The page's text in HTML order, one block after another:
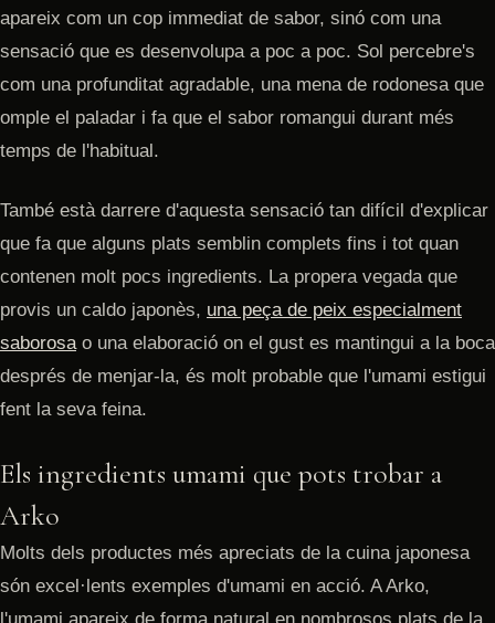
apareix com un cop immediat de sabor, sinó com una
sensació que es desenvolupa a poc a poc. Sol percebre's
com una profunditat agradable, una mena de rodonesa que
omple el paladar i fa que el sabor romangui durant més
temps de l'habitual.
També està darrere d'aquesta sensació tan difícil d'explicar
que fa que alguns plats semblin complets fins i tot quan
contenen molt pocs ingredients. La propera vegada que
provis un caldo japonès, una peça de peix especialment
saborosa o una elaboració on el gust es mantingui a la boca
després de menjar-la, és molt probable que l'umami estigui
fent la seva feina.
Els ingredients umami que pots trobar a
Arko
Molts dels productes més apreciats de la cuina japonesa
són excel·lents exemples d'umami en acció. A Arko,